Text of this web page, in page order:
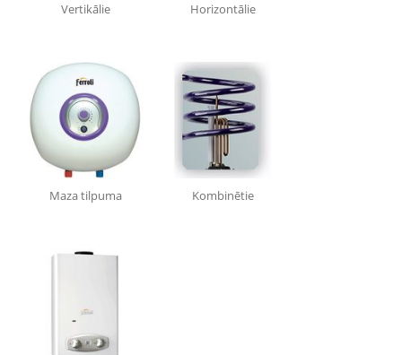
Vertikālie Horizontālie
Maza tilpuma Kombinētie